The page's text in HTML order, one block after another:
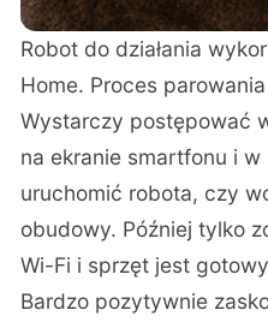
Robot do działania
Home. Proces
Wystarczy postępować
na ekranie smartfonu i
uruchomić robota, czy
obudowy. Później tylko
Wi-Fi i sprzęt jest
Bardzo pozytywnie